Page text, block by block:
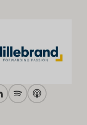
SpotifyApple